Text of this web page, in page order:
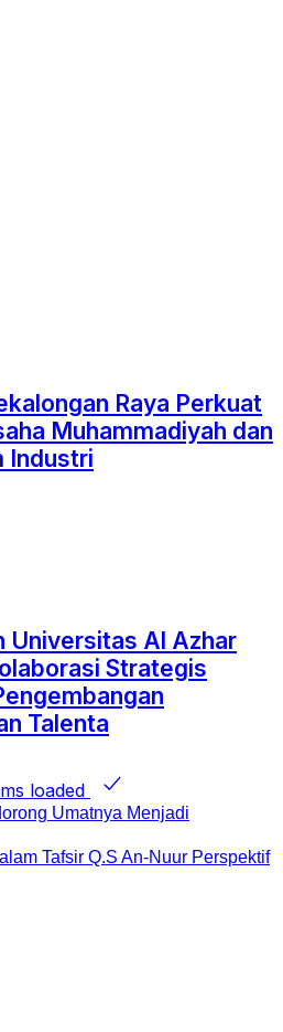
Raya Perkuat
Muhammadiyah dan
Industri
Universitas Al Azhar
Strategis
Talenta
loaded
Umatnya Menjadi
Tafsir Q.S An-Nuur Perspektif